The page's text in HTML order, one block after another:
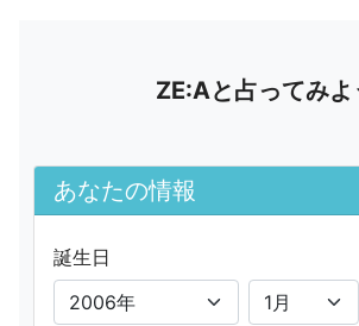
ZE:Aと占ってみよ
あなたの情報
誕生日